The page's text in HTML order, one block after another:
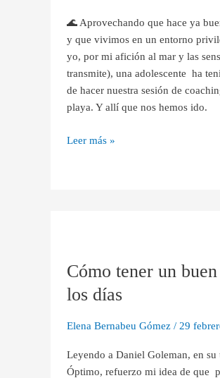
🌊 Aprovechando que hace ya
y que vivimos en un entorno
yo, por mi afición al mar y las
transmite), una adolescente ha
de hacer nuestra sesión de
playa. Y allí que nos hemos ido.
Leer más »
Cómo tener un
los días
Elena Bernabeu Gómez / 29
Leyendo a Daniel Goleman, en
Óptimo, refuerzo mi idea de que
un
buen
día
días